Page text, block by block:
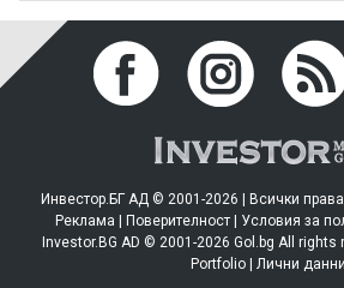
Инвестор.БГ АД © 2001-2026 | Всички права
Реклама
Поверителност| Условия за
Investor.BG AD © 2001-2026 Gol.bg All rights
Portfolio
Лични данни